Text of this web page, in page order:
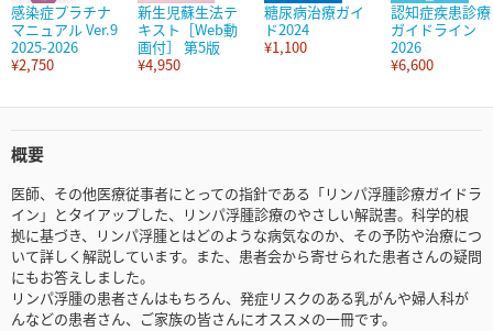
感染症プラチナ
マニュアル Ver.9
2025-2026
¥2,750
新生児蘇生法テ
キスト［Web動
画付］ 第5版
¥4,950
糖尿病治療ガイ
ド2024
¥1,100
認知症疾患診療
ガイドライン
2026
¥6,600
概要
医師、その他医療従事者にとっての指針である「リンパ浮腫診療ガイドラ
イン」とタイアップした、リンパ浮腫診療のやさしい解説書。科学的根
拠に基づき、リンパ浮腫とはどのような病気なのか、その予防や治療につ
いて詳しく解説しています。また、患者会から寄せられた患者さんの疑問
にもお答えしました。
リンパ浮腫の患者さんはもちろん、発症リスクのある乳がんや婦人科が
んなどの患者さん、ご家族の皆さんにオススメの一冊です。